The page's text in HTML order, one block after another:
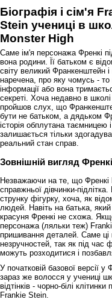
Біографія і сім'я
Stein учениці в
Monster High
Саме ім'я персонажа Френкі
вона родини. Її батьком є
світу великий Франкенштейн і
наречена, про яку чомусь -
інформації або вона
секреті. Хоча недавно в школі
пройшов слух, що
бути не батьком, а дядьком
історія обплутана таємницею
залишається тільки
реальний стан справ.
Зовнішній вигляд
Незважаючи на те, що
справжньої дівчинки-
струнку фігурку, хоча, як
людей. Навіть на батька,
красуня Френкі не схожа.
персонажа (ляльки теж)
пришивання деталей. Саме
незручностей, так як під час
можуть розходитися і
У початковій базової версії
зараз же волосся у учениці
відтінків - чорно-білі
Frankie Stein.